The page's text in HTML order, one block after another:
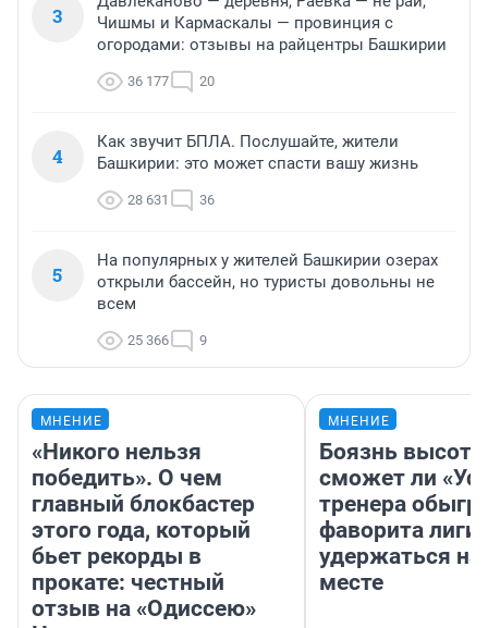
3
Чишмы и Кармаскалы — провинция с
огородами: отзывы на райцентры Башкирии
36 177 20
4
Как звучит БПЛА. Послушайте, жители
Башкирии: это может спасти вашу жизнь
28 631 36
5
На популярных у жителей Башкирии озерах
открыли бассейн, но туристы довольны не
всем
25 366 9
МНЕНИЕ
«Никого нельзя
победить». О чем
главный блокбастер
этого года, который
бьет рекорды в
прокате: честный
отзыв на «Одиссею»
МНЕНИЕ
Боязнь
сможет ли
тренера
фаворита лиги
удержаться
месте